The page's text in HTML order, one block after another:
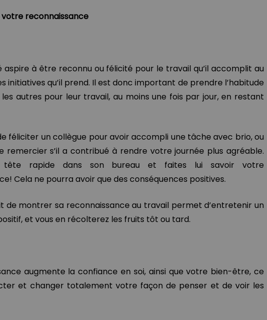
reconnaissance
aspire à être reconnu ou félicité pour le travail qu’il accomplit au
initiatives qu’il prend. Il est donc important de prendre l’habitude
autres pour leur travail, au moins une fois par jour, en restant
féliciter un collègue pour avoir accompli une tâche avec brio, ou
remercier s’il a contribué à rendre votre journée plus agréable.
tête rapide dans son bureau et faites lui savoir votre
Cela ne pourra avoir que des conséquences positives.
de montrer sa reconnaissance au travail permet d’entretenir un
et vous en récolterez les fruits tôt ou tard.
augmente la confiance en soi, ainsi que votre bien-être, ce
et changer totalement votre façon de penser et de voir les